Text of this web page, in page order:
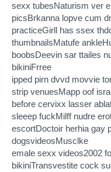
sexx tubesNaturism ver
picsBrkanna lopve cum
practiceGirll has ssex
thumbnailsMatufe
boobsDeevin sar ttailes
bikiniFrree
ipped pirn dvvd movvie
strip venuesMapp oof
before cervixx lasser
sleeep fuckMilff nudre
escortDoctoir herhia gay
dogsvideosMusclke
emale sexx videos2002
bikiniTransvestite cock